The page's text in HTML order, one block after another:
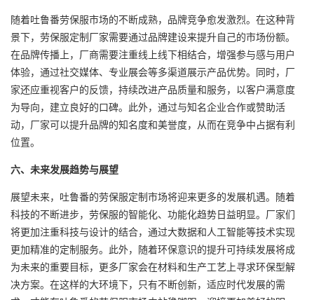
随着吐鲁番劳保服市场的不断成熟，品牌竞争愈发激烈。在这种背
景下，劳保服定制厂家需要通过品牌建设来提升自己的市场份额。
在品牌传播上，厂商需要注重线上线下相结合，增强参与感与用户
体验，通过社交媒体、专业展会等多渠道展示产品优势。同时，厂
家还应重视客户的反馈，持续改进产品质量和服务，以客户满意度
为导向，建立良好的口碑。此外，通过与知名企业合作或赞助活
动，厂家可以提升品牌的知名度和美誉度，从而在竞争中占据有利
位置。
六、未来发展趋势与展望
展望未来，吐鲁番的劳保服定制市场将迎来更多的发展机遇。随着
科技的不断进步，劳保服的智能化、功能化趋势日益明显。厂家们
将更加注重科技与设计的结合，通过大数据和人工智能等技术实现
更加精准的定制服务。此外，随着环保意识的提升可持续发展将成
为未来的重要目标，更多厂家会在材料和生产工艺上寻求环保型解
决方案。在这样的大环境下，只有不断创新，适应时代发展的需